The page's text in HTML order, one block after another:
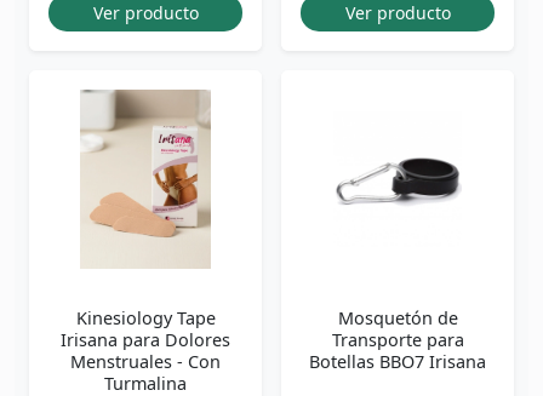
Ver producto Ver producto
Kinesiology Tape
Irisana para Dolores
Menstruales - Con
Turmalina
Mosquetón de
Transporte para
Botellas BBO7 Irisana